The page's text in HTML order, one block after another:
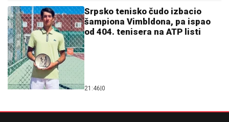
Srpsko tenisko čudo izbacio
šampiona Vimbldona, pa ispao
od 404. tenisera na ATP listi
21:46|0